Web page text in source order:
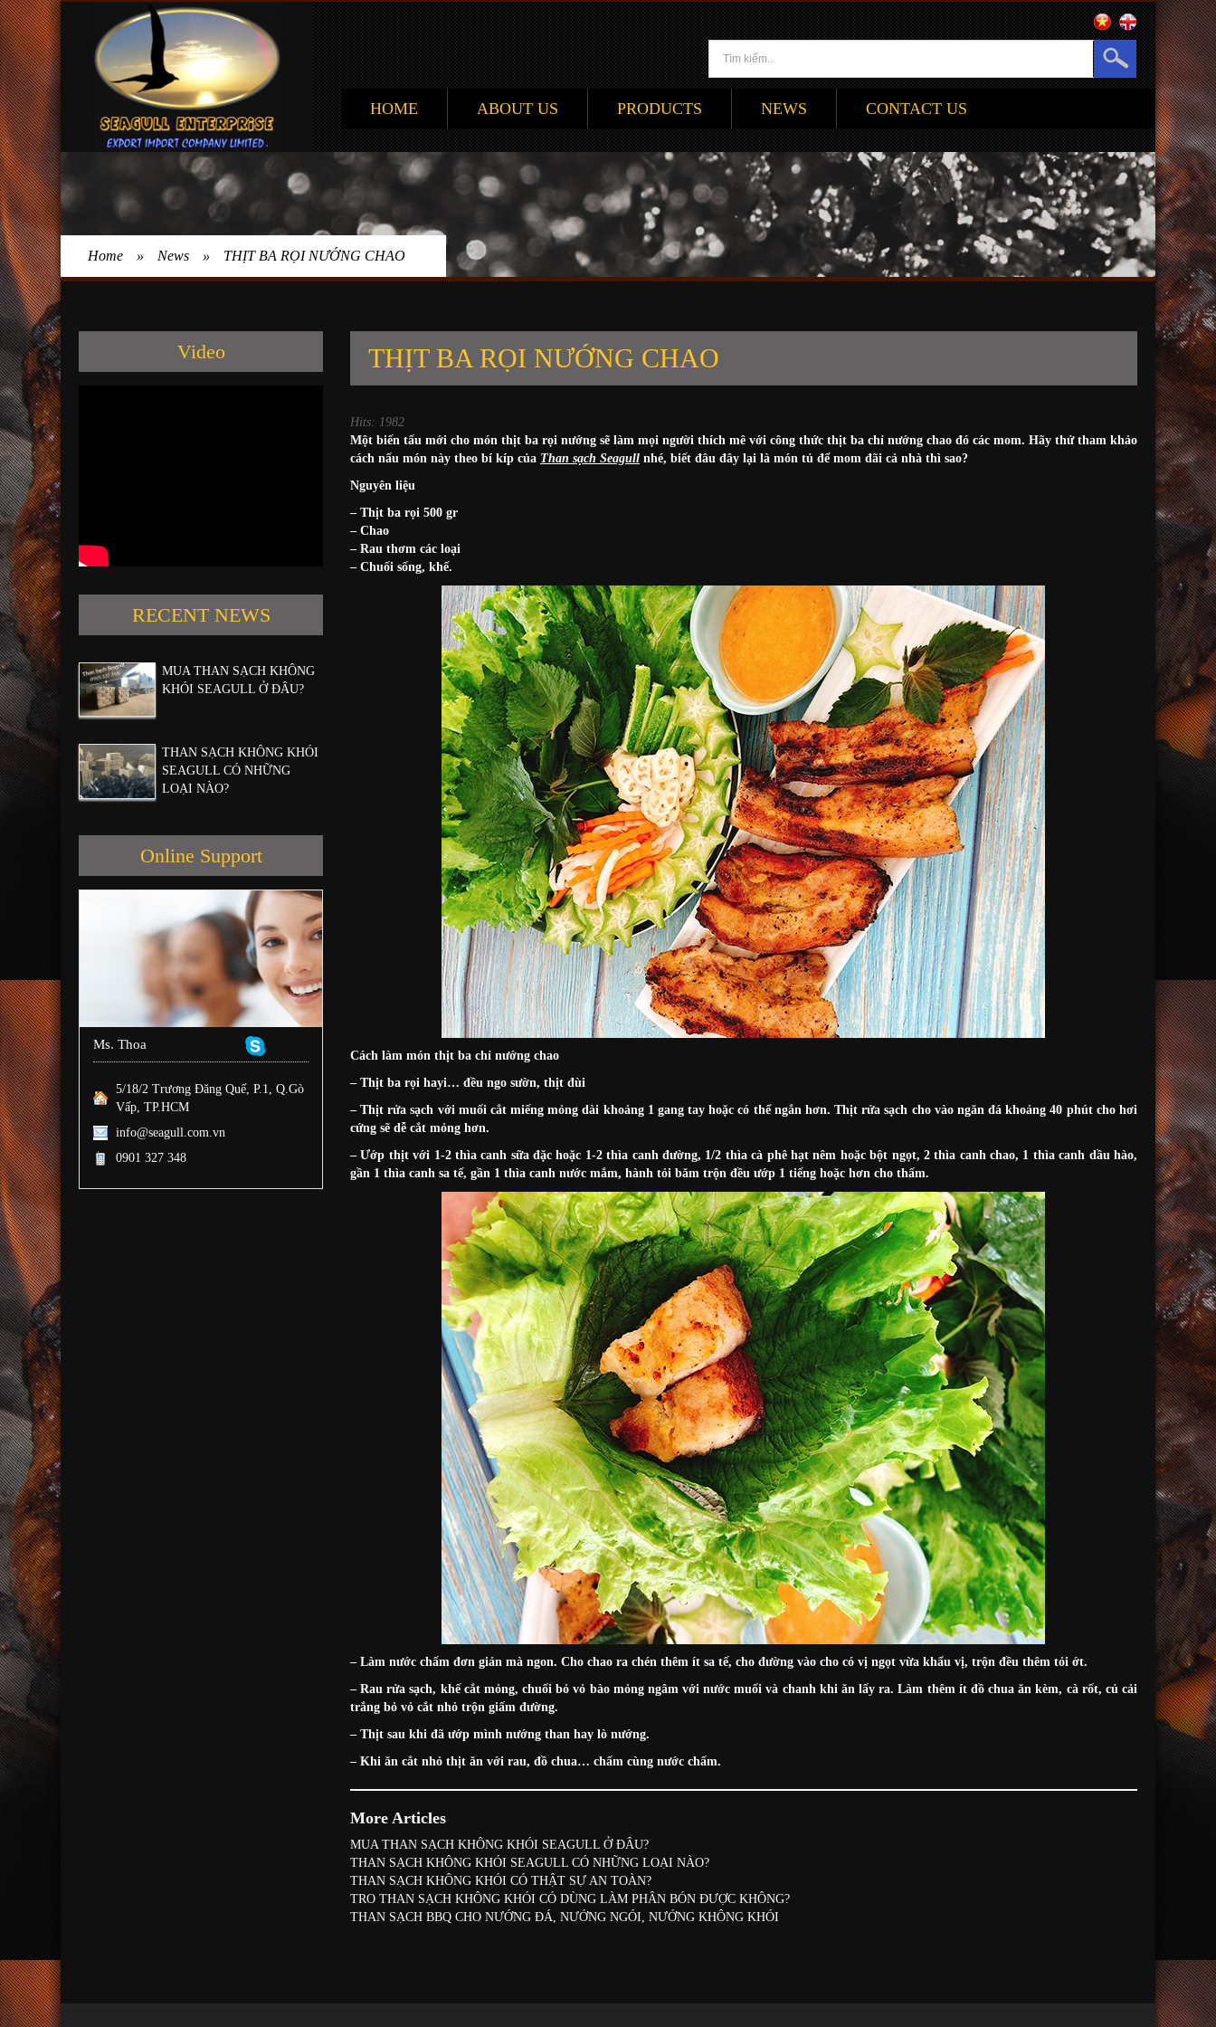
HOME ABOUT US PRODUCTS NEWS CONTACT US
Home » News » THỊT BA RỌI NƯỚNG CHAO
Video
RECENT NEWS
MUA THAN SẠCH KHÔNG
KHÓI SEAGULL Ở ĐÂU?
THAN SẠCH KHÔNG KHÓI
SEAGULL CÓ NHỮNG
LOẠI NÀO?
Online Support
Ms. Thoa
5/18/2 Trương Đăng Quế, P.1, Q.Gò
Vấp, TP.HCM
info@seagull.com.vn
0901 327 348
THỊT BA RỌI NƯỚNG CHAO
Hits: 1982
Một biến tấu mới cho món thịt ba rọi nướng sẽ làm mọi người thích mê với công thức thịt ba chỉ nướng chao đó các mom. Hãy thử tham khảo
cách nấu món này theo bí kíp của Than sạch Seagull nhé, biết đâu đây lại là món tủ để mom đãi cả nhà thì sao?
Nguyên liệu
– Thịt ba rọi 500 gr
– Chao
– Rau thơm các loại
– Chuối sống, khế.
Cách làm món thịt ba chỉ nướng chao
– Thịt ba rọi hayi… đều ngo sườn, thịt đùi
– Thịt rửa sạch với muối cắt miếng mỏng dài khoảng 1 gang tay hoặc có thể ngắn hơn. Thịt rửa sạch cho vào ngăn đá khoảng 40 phút cho hơi
cứng sẽ dễ cắt mỏng hơn.
– Ướp thịt với 1-2 thìa canh sữa đặc hoặc 1-2 thìa canh đường, 1/2 thìa cà phê hạt nêm hoặc bột ngọt, 2 thìa canh chao, 1 thìa canh dầu hào,
gần 1 thìa canh sa tế, gần 1 thìa canh nước mắm, hành tỏi băm trộn đều ướp 1 tiếng hoặc hơn cho thấm.
– Làm nước chấm đơn giản mà ngon. Cho chao ra chén thêm ít sa tế, cho đường vào cho có vị ngọt vừa khẩu vị, trộn đều thêm tỏi ớt.
– Rau rửa sạch, khế cắt mỏng, chuối bỏ vỏ bào mỏng ngâm với nước muối và chanh khi ăn lấy ra. Làm thêm ít đồ chua ăn kèm, cà rốt, củ cải
trắng bỏ vỏ cắt nhỏ trộn giấm đường.
– Thịt sau khi đã ướp mình nướng than hay lò nướng.
– Khi ăn cắt nhỏ thịt ăn với rau, đồ chua… chấm cùng nước chấm.
More Articles
MUA THAN SẠCH KHÔNG KHÓI SEAGULL Ở ĐÂU?
THAN SẠCH KHÔNG KHÓI SEAGULL CÓ NHỮNG LOẠI NÀO?
THAN SẠCH KHÔNG KHÓI CÓ THẬT SỰ AN TOÀN?
TRO THAN SẠCH KHÔNG KHÓI CÓ DÙNG LÀM PHÂN BÓN ĐƯỢC KHÔNG?
THAN SẠCH BBQ CHO NƯỚNG ĐÁ, NƯỚNG NGÓI, NƯỚNG KHÔNG KHÓI